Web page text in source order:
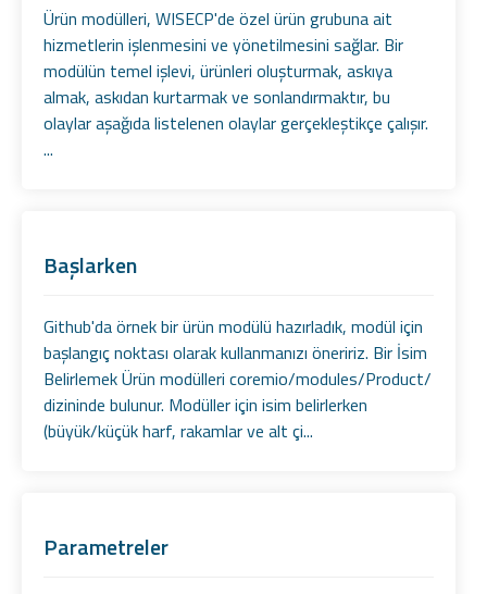
Ürün modülleri, WISECP'de özel ürün grubuna ait
hizmetlerin işlenmesini ve yönetilmesini sağlar. Bir
modülün temel işlevi, ürünleri oluşturmak, askıya
almak, askıdan kurtarmak ve sonlandırmaktır, bu
olaylar aşağıda listelenen olaylar gerçekleştikçe çalışır.
...
Başlarken
Github'da örnek bir ürün modülü hazırladık, modül için
başlangıç ​​noktası olarak kullanmanızı öneririz. Bir İsim
Belirlemek Ürün modülleri coremio/modules/Product/
dizininde bulunur. Modüller için isim belirlerken
(büyük/küçük harf, rakamlar ve alt çi...
Parametreler